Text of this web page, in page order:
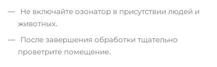
Не включайте озонатор в присутствии людей и
животных.
После завершения обработки тщательно
проветрите помещение.